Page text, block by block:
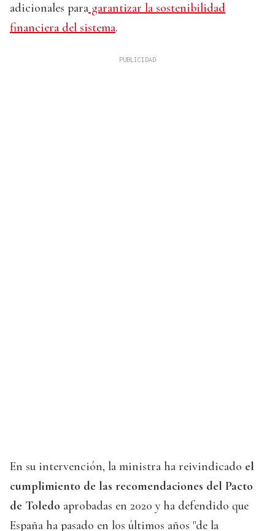
adicionales para garantizar la sostenibilidad
financiera del sistema.
En su intervención, la ministra ha reivindicado el
cumplimiento de las recomendaciones del Pacto
de Toledo aprobadas en 2020 y ha defendido que
España ha pasado en los últimos años "de la